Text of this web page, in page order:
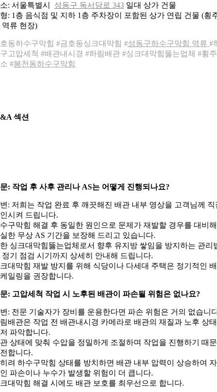
: 서울특별시 성동구 독서당로 343 일대 상가 건물
: 1층 음식점 및 지하 1층 주차장이 포함된 상가 연립 건물 (횡
역류 현장)
동하수구막힘 #금호동싱크대막힘 #성동구하수구막힘 역류 #
고압세척 #배관내시경 #하림배관 #싱크대막힘뚫는업체 #횡
#봉천동하수구막힘
섹션
: 작업 후 사후 관리나 AS는 어떻게 진행되나요?
: 저희는 작업 완료 후 깨끗해진 배관 내부 영상을 고객님께 직
시켜 드립니다.
구막힘 해결 후 동일한 원인으로 문제가 재발할 경우를 대비해
한 무상 AS 기간을 보장해 드리고 있습니다.
싱크대막힘뚫는업체로서 향후 유지방 쌓임을 방지하는 관리
정기 점검 시기까지 상세히 안내해 드립니다.
대막힘 재발 방지를 위해 식당이나 다세대 주택은 정기적인
일링을 권장합니다.
: 고압세척 작업 시 노후된 배관이 파손될 위험은 없나요?
: 전문 기술자가 장비를 운용한다면 파손 위험은 거의 없습니
배관은 작업 전 배관내시경 카메라로 배관의 재질과 노후 상
파악합니다.
상태에 맞춰 수압을 정밀하게 조절하며 작업을 진행하기 때
합니다.
려 하수구막힘 상태를 방치하면 배관 내부 압력이 상승하여
파손이나 누수가 발생할 위험이 더 큽니다.
대막힘 해결 시에도 배관 보호를 최우선으로 합니다.